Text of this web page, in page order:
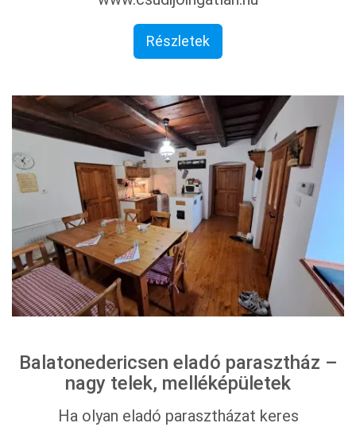
Részletek
Balatonedericsen eladó parasztház –
nagy telek, melléképületek
Ha olyan eladó parasztházat keres